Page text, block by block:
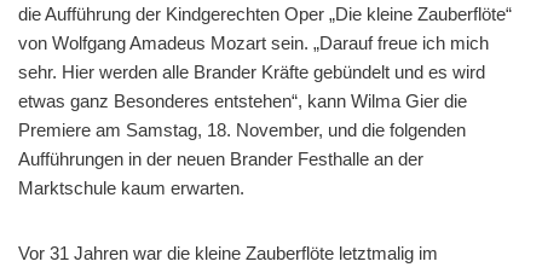
die Aufführung der Kindgerechten Oper „Die kleine Zauberflöte“
von Wolfgang Amadeus Mozart sein. „Darauf freue ich mich
sehr. Hier werden alle Brander Kräfte gebündelt und es wird
etwas ganz Besonderes entstehen“, kann Wilma Gier die
Premiere am Samstag, 18. November, und die folgenden
Aufführungen in der neuen Brander Festhalle an der
Marktschule kaum erwarten.
Vor 31 Jahren war die kleine Zauberflöte letztmalig im